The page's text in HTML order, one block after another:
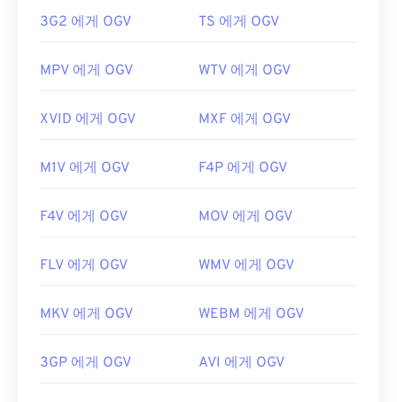
3G2 에게 OGV TS 에게 OGV
MPV 에게 OGV WTV 에게 OGV
XVID 에게 OGV MXF 에게 OGV
M1V 에게 OGV F4P 에게 OGV
F4V 에게 OGV MOV 에게 OGV
FLV 에게 OGV WMV 에게 OGV
MKV 에게 OGV WEBM 에게 OGV
3GP 에게 OGV AVI 에게 OGV